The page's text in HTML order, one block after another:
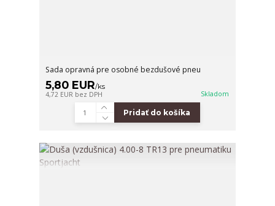
Sada opravná pre osobné bezdušové pneu
5,80 EUR/ks
4,72 EUR bez DPH Skladom
Pridať do košíka